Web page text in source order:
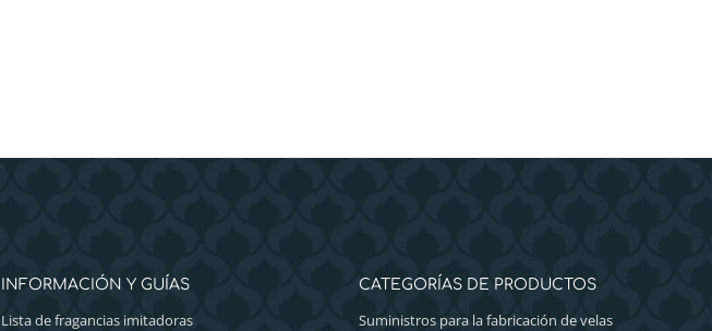
INFORMACIÓN Y GUÍAS
Lista de fragancias imitadoras
CATEGORÍAS DE PRODUCTOS
Suministros para la fabricación de velas